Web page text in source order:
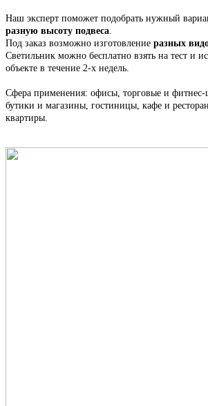
Наш эксперт поможет подобрать нужный
разную высоту подвеса.
Под заказ возможно изготовление разных
Светильник можно бесплатно взять на тест и
объекте в течение 2-х недель.
Сфера применения: офисы, торговые и фитнес-
бутики и магазины, гостиницы, кафе и
квартиры.